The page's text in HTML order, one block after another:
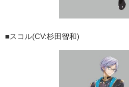
■スコル(CV:杉田智和)